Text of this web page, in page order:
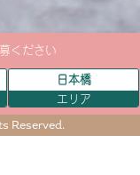
ください
日本橋
エリア
Reserved.